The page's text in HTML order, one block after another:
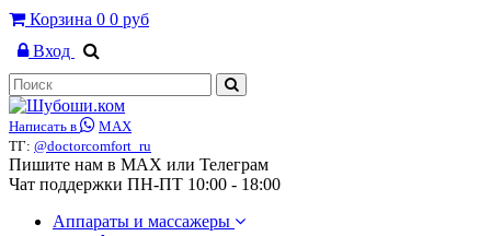
Корзина 0 0 руб
Вход
Написать в
MAX
ТГ: @doctorcomfort_ru
Пишите нам в MAX или Телеграм
Чат поддержки ПН-ПТ 10:00 - 18:00
Аппараты и массажеры